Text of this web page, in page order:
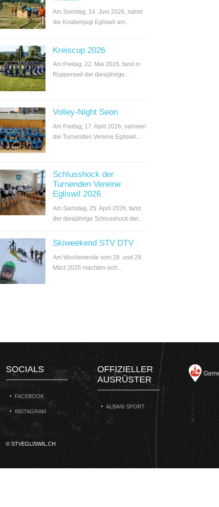
Am Sonntag, 14. Juni 2026, nahm
die Knabenjugi Egliswil am...
Kreiscup 2026
Am Freitag, 22. Mai 2026, fand in
Rupperswil der diesjährige...
Volley-Night Seon
Am Freitag, 17. April 2026, nahmen
die Turnenden Vereine Egliswil...
Schlusshock der
Turnenden Vereine
Egliswil 2026
Am Samstag, 25. April 2026, fand
der diesjährige Schlusshock der...
Skiweekend STV DTV
Am Wochenende vom 28. und 29.
März 2026 machten sich...
SOCIALS
FACEBOOK
INSTAGRAM
OFFIZIELLER
AUSRÜSTER
ALBANI SPORT
© STVEGLISWIL.CH